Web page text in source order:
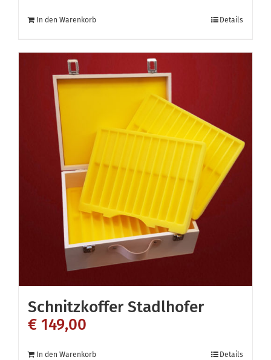
In den Warenkorb Details
Schnitzkoffer Stadlhofer
€ 149,00
In den Warenkorb Details